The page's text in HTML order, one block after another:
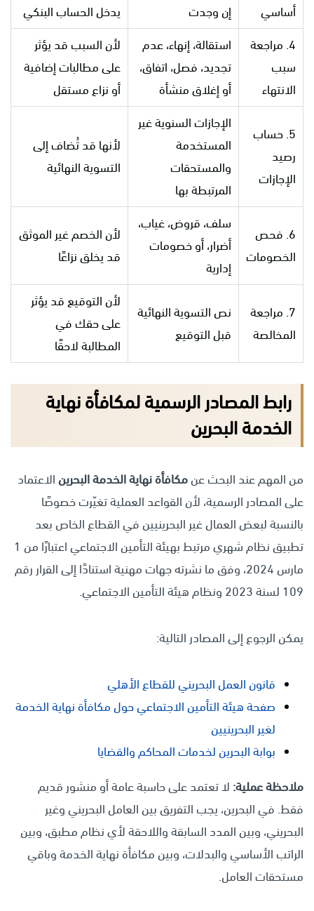
أساسي
إن وجدت
يدخل الحساب البنكي
4. مراجعة
سبب
الانتهاء
استقالة، إنهاء، عدم
تجديد، فصل، اتفاق،
أو إغلاق منشأة
لأن السبب قد يؤثر
على مطالبات إضافية
أو نزاع مستقل
5. حساب
رصيد
الإجازات
الإجازات السنوية غير
المستخدمة
والمستحقات
المرتبطة بها
لأنها قد تُضاف إلى
التسوية النهائية
6. فحص
الخصومات
سلف، قروض، غياب،
أضرار، أو خصومات
إدارية
لأن الخصم غير الموثق
قد يخلق نزاعًا
7. مراجعة
المخالصة
نص التسوية النهائية
قبل التوقيع
لأن التوقيع قد يؤثر
على حقك في
المطالبة لاحقًا
رابط المصادر الرسمية لمكافأة نهاية
الخدمة البحرين
من المهم عند البحث عنمكافأة نهاية الخدمة البحرينالاعتماد
على المصادر الرسمية، لأن القواعد العملية تغيّرت خصوصًا
بالنسبة لبعض العمال غير البحرينيين في القطاع الخاص بعد
تطبيق نظام شهري مرتبط بهيئة التأمين الاجتماعي اعتبارًا من 1
مارس 2024، وفق ما نشرته جهات مهنية استنادًا إلى القرار رقم
109 لسنة 2023 ونظام هيئة التأمين الاجتماعي.
يمكن الرجوع إلى المصادر التالية:
قانون العمل البحريني للقطاع الأهلي
صفحة هيئة التأمين الاجتماعي حول مكافأة نهاية الخدمة
لغير البحرينيين
بوابة البحرين لخدمات المحاكم والقضايا
ملاحظة عملية: لا تعتمد على حاسبة عامة أو منشور قديم
فقط. في البحرين، يجب التفريق بين العامل البحريني وغير
البحريني، وبين المدد السابقة واللاحقة لأي نظام مطبق، وبين
الراتب الأساسي والبدلات، وبين مكافأة نهاية الخدمة وباقي
مستحقات العامل.